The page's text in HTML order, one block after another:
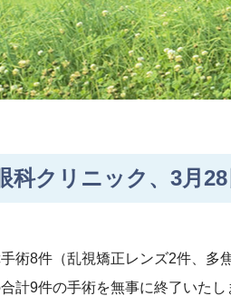
科クリニック、3月
術8件（乱視矯正レンズ2件、多
計9件の手術を無事に終了いた